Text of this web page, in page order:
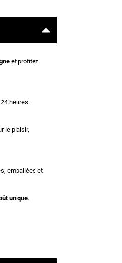
et profitez
heures.
le plaisir,
emballées et
unique.